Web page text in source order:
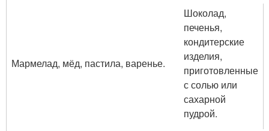
Мармелад, мёд, пастила, варенье.
Шоколад,
печенья,
кондитерские
изделия,
приготовленные
с солью или
сахарной
пудрой.